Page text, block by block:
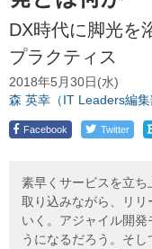
DX時代に脚光を
プラクティス
2018年5月30日(水)
森 英幸（IT Leaders編集
Facebook Twitter
素早くサービスを立
取り込みながら、リリ
いく。アジャイル開
うになるだろう。そ